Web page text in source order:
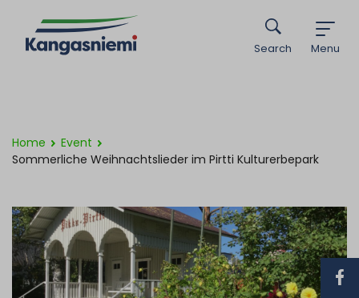
Menu
Search
Home
Event
Sommerliche Weihnachtslieder im Pirtti Kulturerbepark